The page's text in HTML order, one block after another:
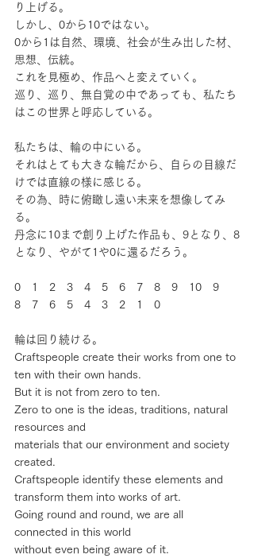
り上げる。
しかし、0から10ではない。
0から1は自然、環境、社会が生み出した材、
思想、伝統。
これを見極め、作品へと変えていく。
巡り、巡り、無自覚の中であっても、私たち
はこの世界と呼応している。
私たちは、輪の中にいる。
それはとても大きな輪だから、自らの目線だ
けでは直線の様に感じる。
その為、時に俯瞰し遠い未来を想像してみ
る。
丹念に10まで創り上げた作品も、9となり、8
となり、やがて1や0に還るだろう。
0　1　2　3　4　5　6　7　8　9　10　9
8　7　6　5　4　3　2　1　0
輪は回り続ける。
Craftspeople create their works from one to
ten with their own hands.
But it is not from zero to ten.
Zero to one is the ideas, traditions, natural
resources and
materials that our environment and society
created.
Craftspeople identify these elements and
transform them into works of art.
Going round and round, we are all
connected in this world
without even being aware of it.